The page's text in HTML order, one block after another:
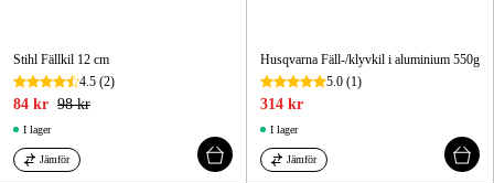
Stihl Fällkil 12 cm
4.5 (2)
84 kr 98 kr
I lager
Jämför
Husqvarna Fäll-/klyvkil i aluminium 550g
5.0 (1)
314 kr
I lager
Jämför